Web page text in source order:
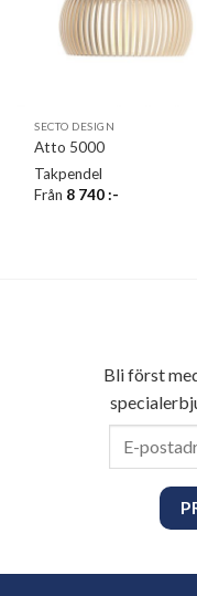
SECTO DESIGN
Atto 5000
Takpendel
Från 8 740:-
Bli först